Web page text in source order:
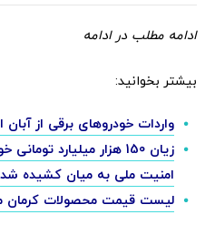
ادامه مطلب در ادامه
بیشتر بخوانید:
واردات خودروهای برقی از
زیان 150 هزار میلیارد
امنیت ملی به میان کشیده شد
لیست قیمت محصولات کرمان